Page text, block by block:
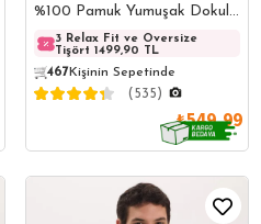
3 Relax Fit ve Oversize
Tişört 1499,90 TL
%100 Pamuk Yumuşak Dokulu
Basic Bisiklet Yaka Lacivert
Tişört
3 Relax Fit ve Oversize
Tişört 1499,90 TL
10BKişi Favoriledi
467Kişinin Sepetinde
Bugün311Kişi Görüntüledi
(535)
₺549,99